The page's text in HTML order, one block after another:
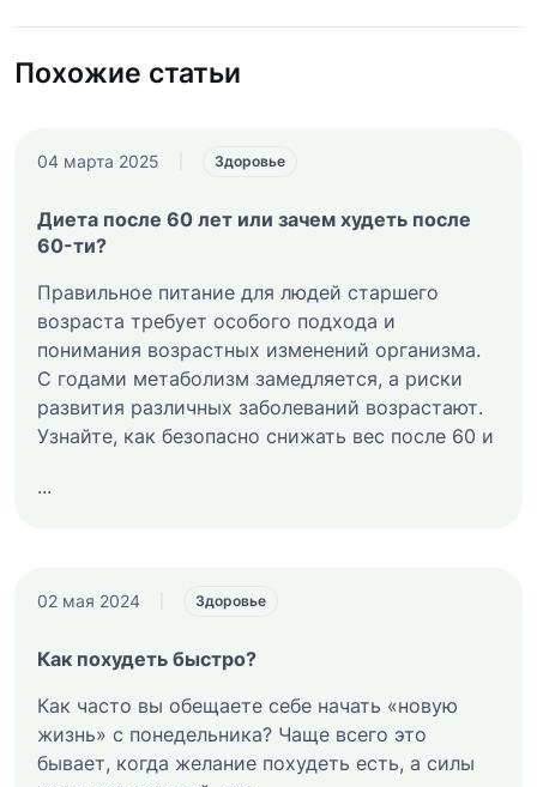
Похожие статьи
04 марта 2025 Здоровье
Диета после 60 лет или зачем худеть после
60-ти?
Правильное питание для людей старшего
возраста требует особого подхода и
понимания возрастных изменений организма.
С годами метаболизм замедляется, а риски
развития различных заболеваний возрастают.
Узнайте, как безопасно снижать вес после 60 и
...
02 мая 2024 Здоровье
Как похудеть быстро?
Как часто вы обещаете себе начать «новую
жизнь» с понедельника? Чаще всего это
бывает, когда желание похудеть есть, а силы